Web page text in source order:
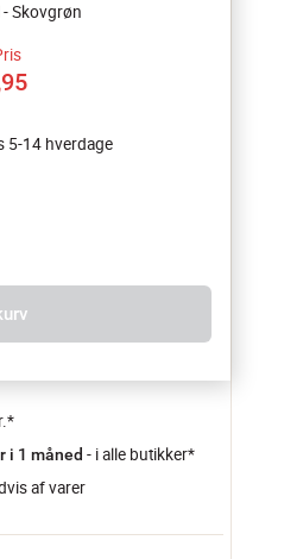
Skovgrøn
5-14 hverdage
i 1 måned - i alle butikker*
af varer